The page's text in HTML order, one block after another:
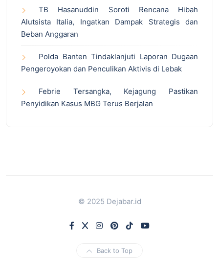
TB Hasanuddin Soroti Rencana Hibah
Alutsista Italia, Ingatkan Dampak Strategis dan
Beban Anggaran
Polda Banten Tindaklanjuti Laporan Dugaan
Pengeroyokan dan Penculikan Aktivis di Lebak
Febrie Tersangka, Kejagung Pastikan
Penyidikan Kasus MBG Terus Berjalan
© 2025 Dejabar.id
Back to Top